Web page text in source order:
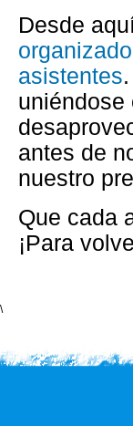
Desde
asistentes
uniéndose
antes de
nuestro
Que cada
¡Para
\